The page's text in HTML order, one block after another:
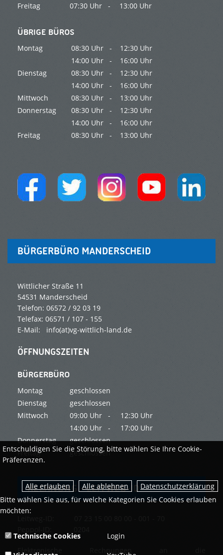
Freitag
07:30 Uhr - 13:00 Uhr
ÜBRIGE BÜROS
Montag 08:30 Uhr -
12:30 Uhr
14:00 Uhr -
16:00 Uhr
Dienstag
08:30 Uhr -
12:30 Uhr
14:00 Uhr -
16:00 Uhr
Mittwoch
08:30 Uhr -
13:00 Uhr
Donnerstag
08:30 Uhr -
12:30 Uhr
14:00 Uhr -
16:00 Uhr
Freitag
08:30 Uhr - 13:00 Uhr
BÜRGERBÜRO MANDERSCHEID
Wittlicher Straße 11
54531 Manderscheid
Telefon: 06572 / 92 03 19
Telefax: 06571 / 107 - 155
E-Mail: info(at)vg-wittlich-land.de
ÖFFNUNGSZEITEN
BÜRGERBÜRO
Montag
geschlossen
Dienstag
geschlossen
Mittwoch
09:00 Uhr - 12:30 Uhr
14:00 Uhr -
17:00 Uhr
Donnerstag
geschlossen
Freitag
geschlossen
RECHNUNG - LEITWEG-ID
Entschuldigen Sie die Störung, bitte wählen Sie Ihre Cookie-
Präferenzen.
Datenschutzerklärung
Bitte wählen Sie aus, für welche Kategorien Sie Cookies erlauben
möchten:
Technische Cookies Login